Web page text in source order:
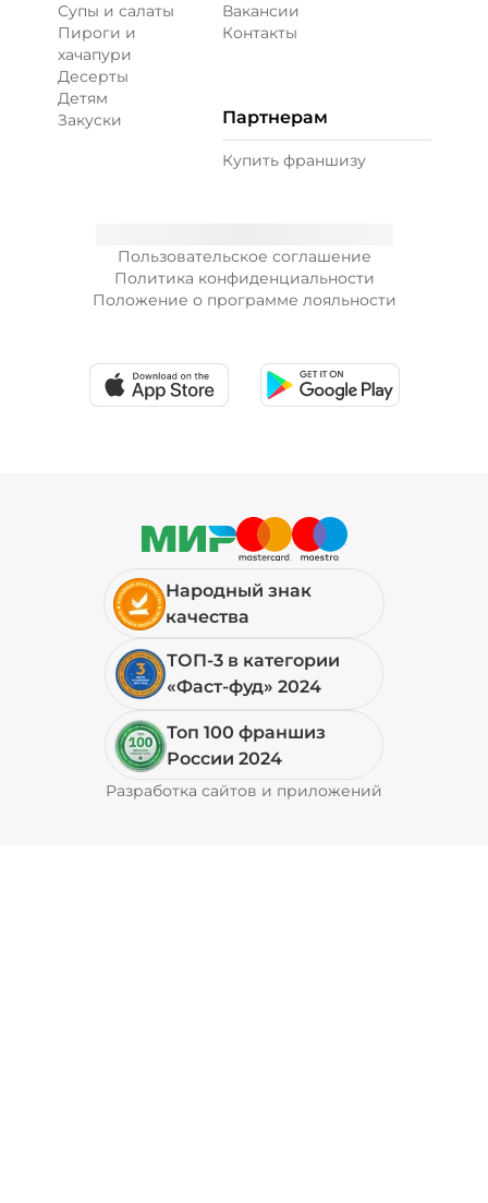
Пользовательское соглашение
Политика конфиденциальности
Положение о программе лояльности
Супы и салаты
Пироги и
хачапури
Десерты
Детям
Закуски
Вакансии
Контакты
Партнерам
Купить франшизу
Народный знак
качества
ТОП-3 в категории
«Фаст-фуд» 2024
Топ 100 франшиз
России 2024
Разработка сайтов и приложений
Pyrobyte